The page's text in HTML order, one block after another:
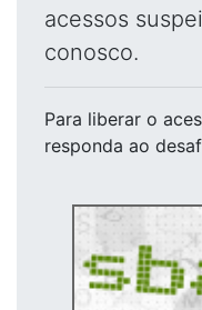
acessos
conosco.
Para liberar o
responda ao